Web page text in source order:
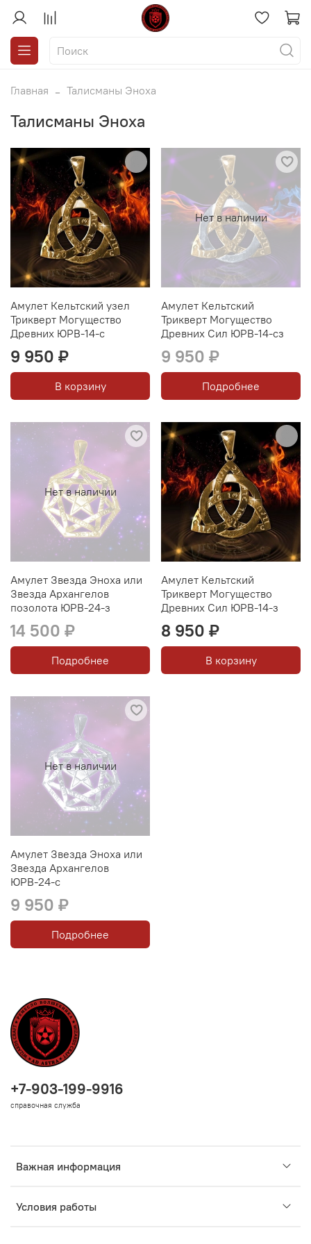
Главная Талисманы Эноха
Талисманы Эноха
Амулет Кельтский узел
Трикверт Могущество
Древних ЮРВ-14-с
9 950 ₽
В корзину
Нет в наличии
Амулет Кельтский
Трикверт Могущество
Древних Сил ЮРВ-14-сз
9 950 ₽
Подробнее
Нет в наличии
Амулет Звезда Эноха или
Звезда Архангелов
позолота ЮРВ-24-з
14 500 ₽
Подробнее
Амулет Кельтский
Трикверт Могущество
Древних Сил ЮРВ-14-з
8 950 ₽
В корзину
Нет в наличии
Амулет Звезда Эноха или
Звезда Архангелов
ЮРВ-24-с
9 950 ₽
Подробнее
Важная информация
Условия работы
+7-903-199-9916
справочная служба